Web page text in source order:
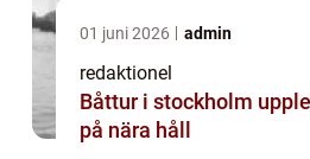
01 juni 2026 admin
redaktionel
Båttur i stockholm upplev skärgården
på nära håll